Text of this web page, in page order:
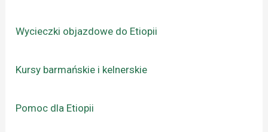
Wycieczki objazdowe do Etiopii
Kursy barmańskie i kelnerskie
Pomoc dla Etiopii